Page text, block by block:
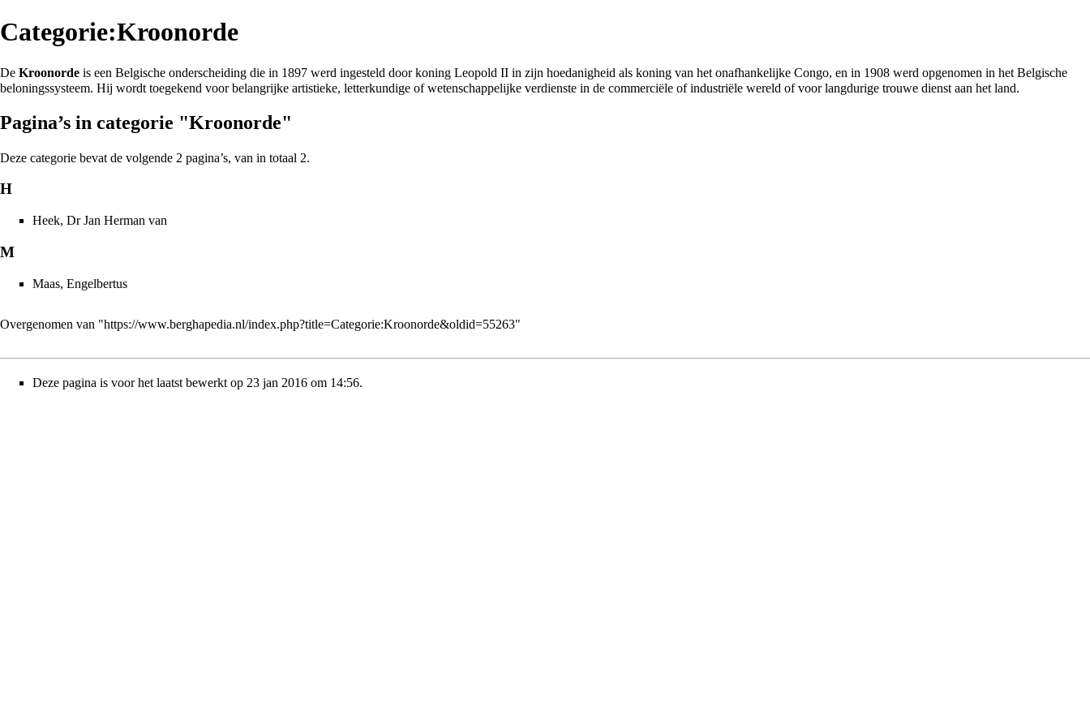
Categorie:Kroonorde
De Kroonorde is een Belgische onderscheiding die in 1897 werd ingesteld door koning Leopold II in zijn hoedanigheid als koning van het onafhankelijke Congo, en in 1908 werd opgenomen in het Belgische
beloningssysteem. Hij wordt toegekend voor belangrijke artistieke, letterkundige of wetenschappelijke verdienste in de commerciële of industriële wereld of voor langdurige trouwe dienst aan het land.
Pagina’s in categorie "Kroonorde"
Deze categorie bevat de volgende 2 pagina’s, van in totaal 2.
H
Heek, Dr Jan Herman van
M
Maas, Engelbertus
Overgenomen van "https://www.berghapedia.nl/index.php?title=Categorie:Kroonorde&oldid=55263"
Deze pagina is voor het laatst bewerkt op 23 jan 2016 om 14:56.